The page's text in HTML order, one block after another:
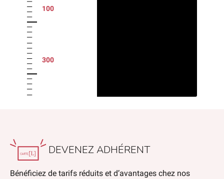
100
300
DEVENEZ ADHÉRENT
Bénéficiez de tarifs réduits et d’avantages chez nos